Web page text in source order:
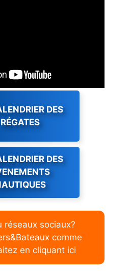
DES
RÉGATES
DES
réseaux sociaux?
comme
en cliquant ici